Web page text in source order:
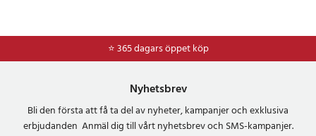
⭐ 365 dagars öppet köp
⭐Frakt 49kr *
Nyhetsbrev
Bli den första att få ta del av nyheter, kampanjer och exklusiva
erbjudanden Anmäl dig till vårt nyhetsbrev och SMS-kampanjer.